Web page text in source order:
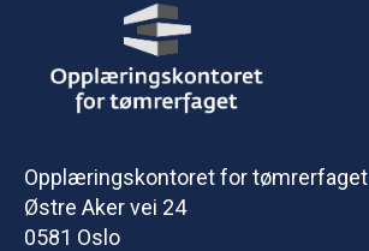
Opplæringskontoret for tømrerfaget
Østre Aker vei 24
0581 Oslo